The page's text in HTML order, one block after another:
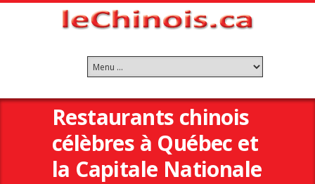
Restaurants chinois
célèbres à Québec et
la Capitale Nationale